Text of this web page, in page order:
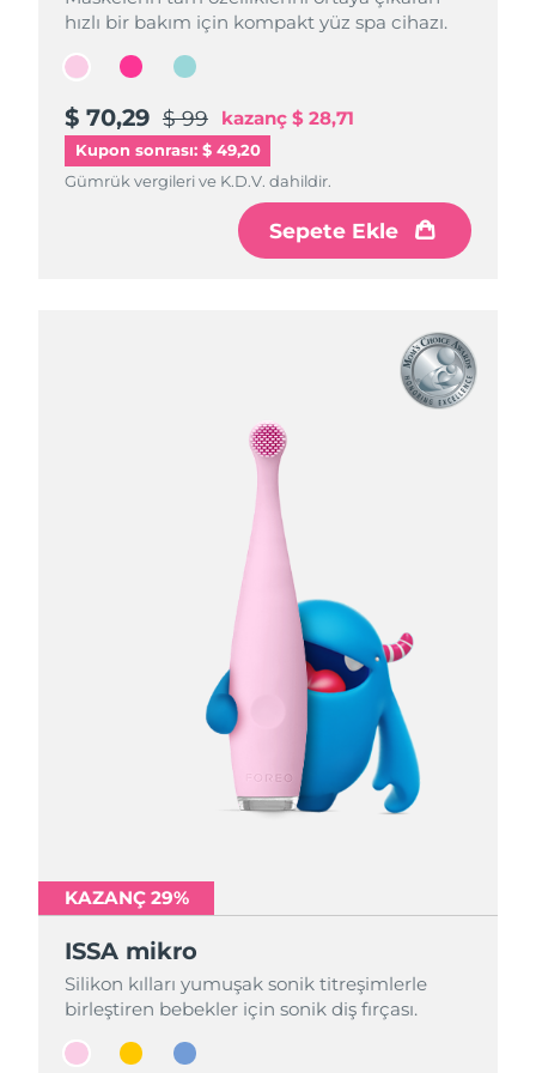
hızlı bir bakım için kompakt yüz spa cihazı.
$ 70,29 $ 99 kazanç $ 28,71
Kupon sonrası: $ 49,20
Gümrük vergileri ve K.D.V. dahildir.
Sepete Ekle
hızlı bir bakım için kompakt yüz spa cihazı.
$ 70,29 $ 99 kazanç $ 28,71
Gümrük vergileri ve K.D.V. dahildir.
Sepete Ekle
hızlı bir bakım için kompakt yüz spa cihazı.
$ 70,29 $ 99 kazanç $ 28,71
Gümrük vergileri ve K.D.V. dahildir.
Sepete Ekle
KAZANÇ 29%
ISSA mikro
Silikon kılları yumuşak sonik titreşimlerle
birleştiren bebekler için sonik diş fırçası.
KAZANÇ 29%
ISSA mikro
Silikon kılları yumuşak sonik titreşimlerle
birleştiren bebekler için sonik diş fırçası.
KAZANÇ 29%
ISSA mikro
Silikon kılları yumuşak sonik titreşimlerle
birleştiren bebekler için sonik diş fırçası.